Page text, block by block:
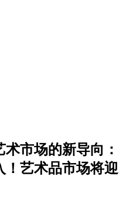
市场的新导向：
！艺术品市场将迎